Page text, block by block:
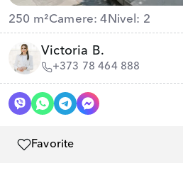
250 m²Camere: 4 Nivel: 2
Victoria B.
+373 78 464 888
Favorite